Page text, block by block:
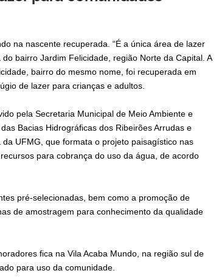
na nascente recuperada. “É a única área de lazer
bairro Jardim Felicidade, região Norte da Capital. A
bairro do mesmo nome, foi recuperada em
de lazer para crianças e adultos.
pela Secretaria Municipal de Meio Ambiente e
Bacias Hidrográficas dos Ribeirões Arrudas e
UFMG, que formata o projeto paisagístico nas
para cobrança do uso da água, de acordo
pré-selecionadas, bem como a promoção de
de amostragem para conhecimento da qualidade
fica na Vila Acaba Mundo, na região sul de
para uso da comunidade.